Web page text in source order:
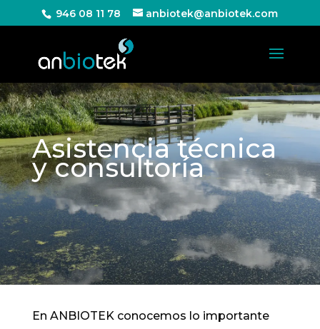
946 08 11 78 anbiotek@anbiotek.com
Asistencia técnica
y consultoría
En ANBIOTEK conocemos lo importante